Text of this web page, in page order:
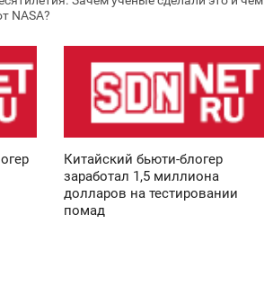
NASA?
08:41
Китайский бьюти-блогер
заработал 1,5 миллиона
долларов на тестировании
помад